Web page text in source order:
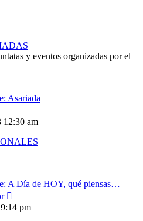
y eventos organizadas por el
Asariada
am
A Día de HOY, qué piensas…
último
mensaje
pm